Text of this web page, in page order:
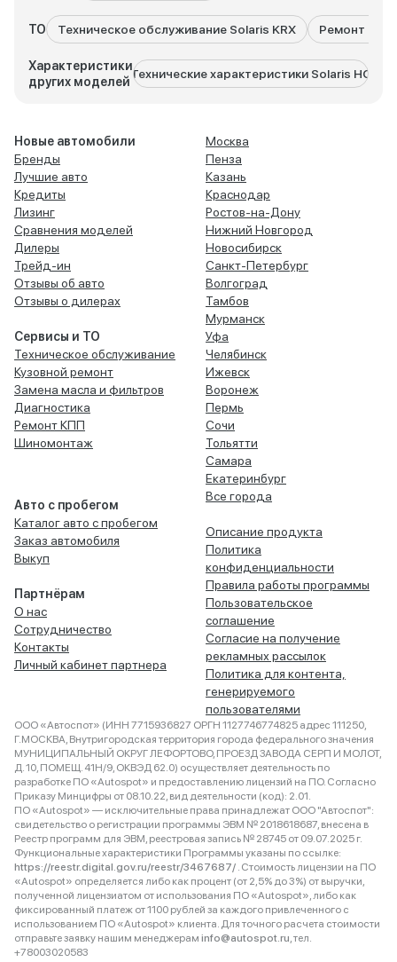
ТО Техническое обслуживание Solaris KRX Ремонт
Характеристики
других моделей
Технические характеристики Solaris HC
Новые автомобили
Бренды
Лучшие авто
Кредиты
Лизинг
Сравнения моделей
Дилеры
Трейд-ин
Отзывы об авто
Отзывы о дилерах
Сервисы и ТО
Техническое обслуживание
Кузовной ремонт
Замена масла и фильтров
Диагностика
Ремонт КПП
Шиномонтаж
Авто с пробегом
Каталог авто с пробегом
Заказ автомобиля
Выкуп
Партнёрам
О нас
Сотрудничество
Контакты
Личный кабинет партнера
Москва
Пенза
Казань
Краснодар
Ростов-на-Дону
Нижний Новгород
Новосибирск
Санкт-Петербург
Волгоград
Тамбов
Мурманск
Уфа
Челябинск
Ижевск
Воронеж
Пермь
Сочи
Тольятти
Самара
Екатеринбург
Все города
Описание продукта
Политика
конфиденциальности
Правила работы программы
Пользовательское
соглашение
Согласие на получение
рекламных рассылок
Политика для контента,
генерируемого
пользователями
ООО «Автоспот» (ИНН 7715936827 ОРГН 1127746774825 адрес 111250,
Г.МОСКВА, Внутригородская территория города федерального значения
МУНИЦИПАЛЬНЫЙ ОКРУГ ЛЕФОРТОВО, ПРОЕЗД ЗАВОДА СЕРП И МОЛОТ,
Д. 10, ПОМЕЩ. 41Н/9, ОКВЭД 62.0) осуществляет деятельность по
разработке ПО «Autospot» и предоставлению лицензий на ПО. Согласно
Приказу Минцифры от 08.10.22, вид деятельности (код): 2.01.
ПО «Autospot» — исключительные права принадлежат ООО "Автоспот":
свидетельство о регистрации программы ЭВМ № 2018618687, внесена в
Реестр программ для ЭВМ, реестровая запись № 28745 от 09.07.2025 г.
Функциональные характеристики Программы указаны по ссылке:
https://reestr.digital.gov.ru/reestr/3467687/ . Стоимость лицензии на ПО
«Autospot» определяется либо как процент (от 2,5% до 3%) от выручки,
полученной лицензиатом от использования ПО «Autospot», либо как
фиксированный платеж от 1100 рублей за каждого привлеченного с
использованием ПО «Autospot» клиента. Для точного расчета стоимости
отправьте заявку нашим менеджерам info@autospot.ru, тел.
+78003020583